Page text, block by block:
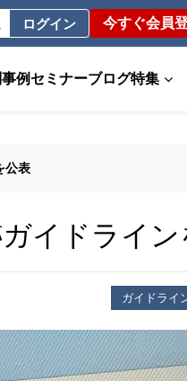
ログイン 今すぐ会員
例 セミナーブログ特集
公表
イドライン
ガイドライ